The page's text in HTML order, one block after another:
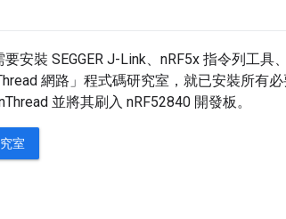
安裝 SEGGER J-Link、nRF5x 指令列工具
網路」程式碼研究室，就已安裝所有
並將其刷入 nRF52840 開發板。
室